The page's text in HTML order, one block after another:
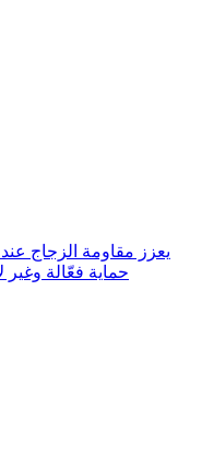
يعزز مقاومة الزجاج
حماية فعّالة وغير